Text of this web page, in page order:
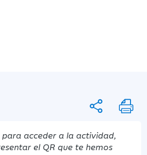
para acceder a la actividad,
el QR que te hemos